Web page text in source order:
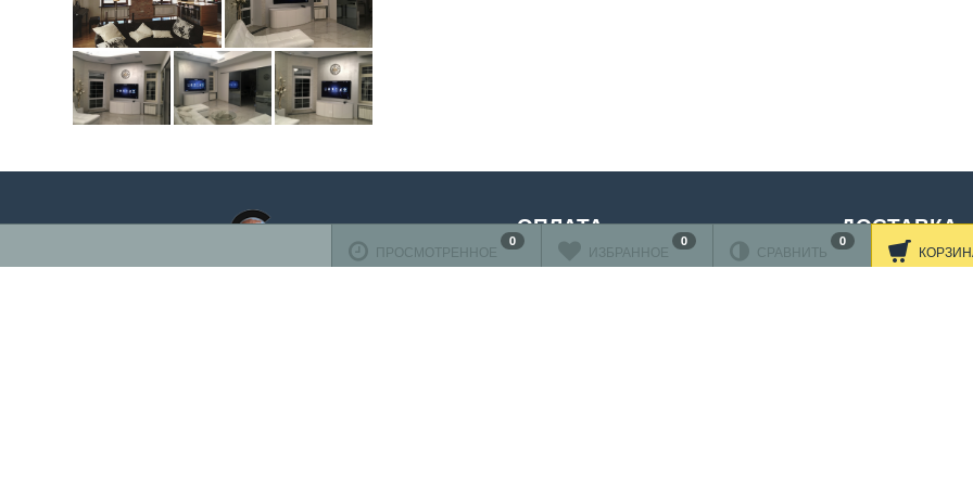
СРАВНИТЬ
0
ИЗБРАННОЕ
0
ПРОСМОТРЕННОЕ
0
ОПЛАТА
Оплата банковскими картами
ДОСТАВКА